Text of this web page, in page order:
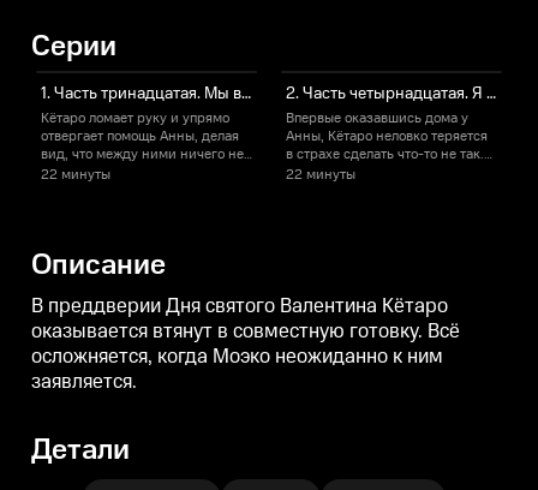
Серии
1. Часть тринадцатая. Мы в поисках
Кётаро ломает руку и упрямо
отвергает помощь Анны, делая
вид, что между ними ничего нет.
Почувствовав его тревоги, Анна
22 минуты
2. Часть четырнадцатая. Я взрослею
Впервые оказавшись дома у
Анны, Кётаро неловко теряется
в страхе сделать что-то не так.
Обычный визит внезапно
22 минуты
Описание
В преддверии Дня святого Валентина Кётаро
оказывается втянут в совместную готовку. Всё
осложняется, когда Моэко неожиданно к ним
заявляется.
Детали